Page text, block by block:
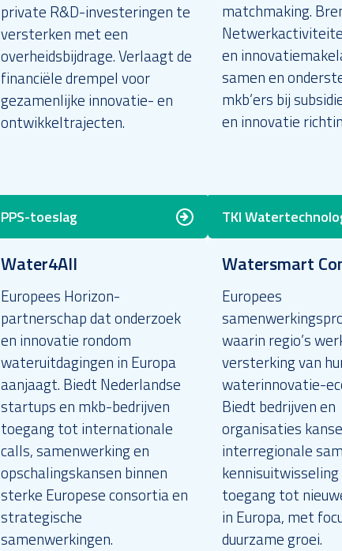
private R&D-investeringen te
versterken met een
overheidsbijdrage. Verlaagt de
financiële drempel voor
gezamenlijke innovatie- en
ontwikkeltrajecten.
PPS-toeslag
matchmaking.
en
samen en
mkb’ers bij
en innovatie
TKI
Water4All
Europees Horizon-
partnerschap dat onderzoek
en innovatie rondom
wateruitdagingen in Europa
aanjaagt. Biedt Nederlandse
startups en mkb-bedrijven
toegang tot internationale
calls, samenwerking en
opschalingskansen binnen
sterke Europese consortia en
strategische
samenwerkingen.
Watersmart
Europees
waarin regio’s
versterking van
waterinnovatie-
Biedt bedrijven en
organisaties
interregionale
kennisuitwisseling
toegang tot
in Europa, met
duurzame groei.